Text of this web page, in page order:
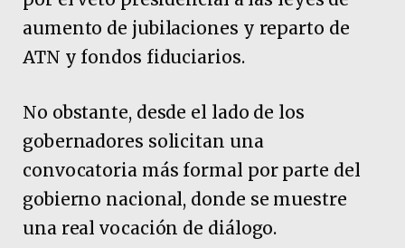
aumento de jubilaciones y reparto de
ATN y fondos fiduciarios.
No obstante, desde el lado de los
gobernadores solicitan una
convocatoria más formal por parte del
gobierno nacional, donde se muestre
una real vocación de diálogo.